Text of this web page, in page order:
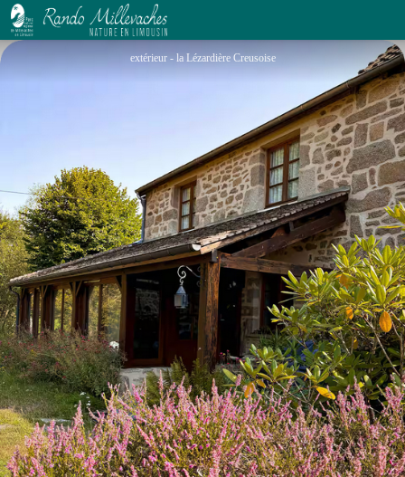
La Lézardière Creusoise
extérieur - la Lézardière Creusoise